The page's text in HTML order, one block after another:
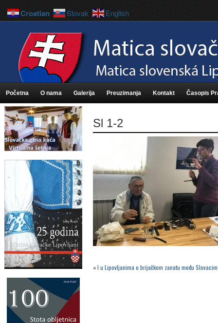
Početna O nama Galerija Preuzimanja Kontakt Časopis
Sl 1-2
«I u Lipovljanima o brijačkom zanatu među
Croatian Slovak English